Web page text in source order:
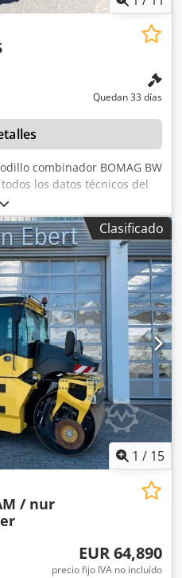
Quedan 33 días
combinador BOMAG BW
los datos técnicos del
«Documentos» en
Color: como se
acuerdo con las fotos y la
Agmerf
Clasificado
1 / 15
/ nur
EUR 64,890
precio fijo IVA no incluído